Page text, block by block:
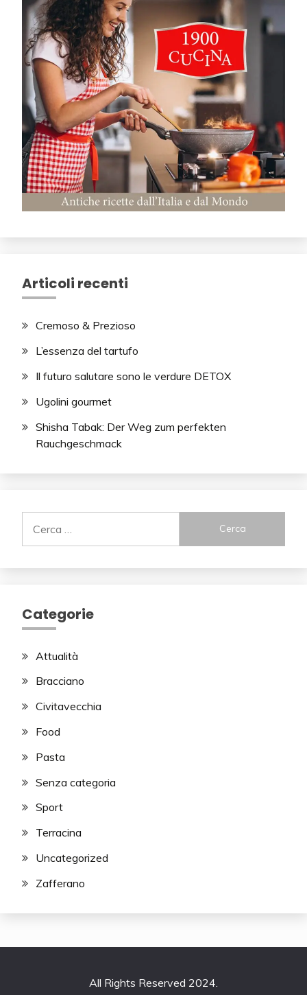
Articoli recenti
Cremoso & Prezioso
L’essenza del tartufo
Il futuro salutare sono le verdure DETOX
Ugolini gourmet
Shisha Tabak: Der Weg zum perfekten
Rauchgeschmack
per:
Categorie
Attualità
Bracciano
Civitavecchia
Food
Pasta
Senza categoria
Sport
Terracina
Uncategorized
Zafferano
All Rights Reserved 2024.